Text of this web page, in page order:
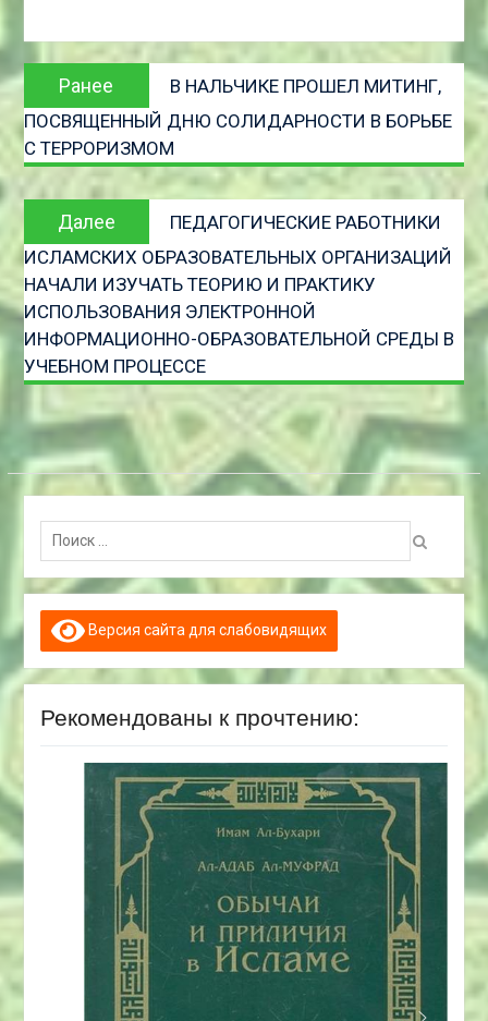
Навигация
записям
Ранее
Предыдущая
запись:
В НАЛЬЧИКЕ ПРОШЕЛ МИТИНГ,
ПОСВЯЩЕННЫЙ ДНЮ СОЛИДАРНОСТИ В БОРЬБЕ
С ТЕРРОРИЗМОМ
Далее
Следующая
запись
ПЕДАГОГИЧЕСКИЕ РАБОТНИКИ
ИСЛАМСКИХ ОБРАЗОВАТЕЛЬНЫХ ОРГАНИЗАЦИЙ
НАЧАЛИ ИЗУЧАТЬ ТЕОРИЮ И ПРАКТИКУ
ИСПОЛЬЗОВАНИЯ ЭЛЕКТРОННОЙ
ИНФОРМАЦИОННО-ОБРАЗОВАТЕЛЬНОЙ СРЕДЫ В
УЧЕБНОМ ПРОЦЕССЕ
Поиск:
Версия сайта для слабовидящих
Рекомендованы к прочтению: